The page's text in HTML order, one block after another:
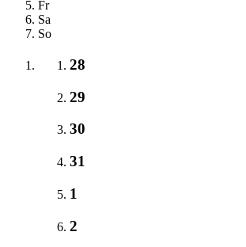
Fr
Sa
So
28
29
30
31
1
2